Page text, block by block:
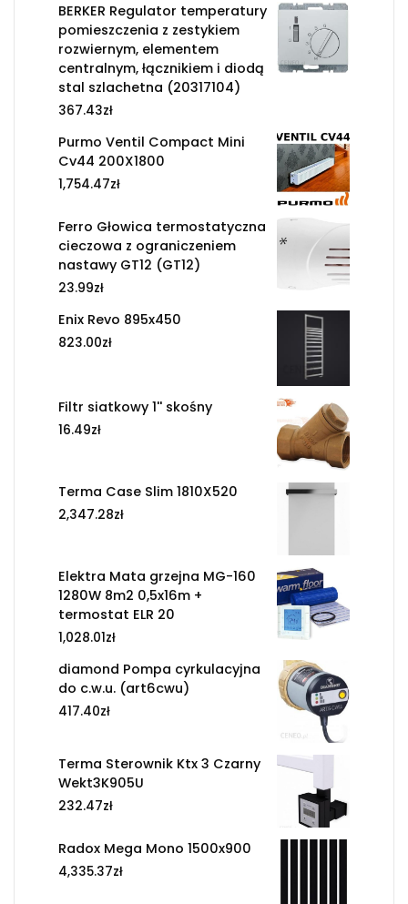
BERKER Regulator temperatury
pomieszczenia z zestykiem
rozwiernym, elementem
centralnym, łącznikiem i diodą
stal szlachetna (20317104)
367.43zł
Purmo Ventil Compact Mini
Cv44 200X1800
1,754.47zł
Ferro Głowica termostatyczna
cieczowa z ograniczeniem
nastawy GT12 (GT12)
23.99zł
Enix Revo 895x450
823.00zł
Filtr siatkowy 1'' skośny
16.49zł
Terma Case Slim 1810X520
2,347.28zł
Elektra Mata grzejna MG-160
1280W 8m2 0,5x16m +
termostat ELR 20
1,028.01zł
diamond Pompa cyrkulacyjna
do c.w.u. (art6cwu)
417.40zł
Terma Sterownik Ktx 3 Czarny
Wekt3K905U
232.47zł
Radox Mega Mono 1500x900
4,335.37zł